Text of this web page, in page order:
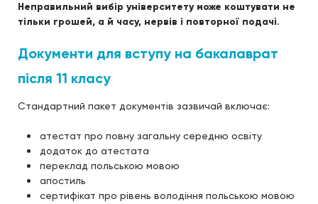
Неправильний вибір університету може коштувати не
тільки грошей, а й часу, нервів і повторної подачі.
Документи для вступу на бакалаврат
після 11 класу
Стандартний пакет документів зазвичай включає:
атестат про повну загальну середню освіту
додаток до атестата
переклад польською мовою
апостиль
сертифікат про рівень володіння польською мовою